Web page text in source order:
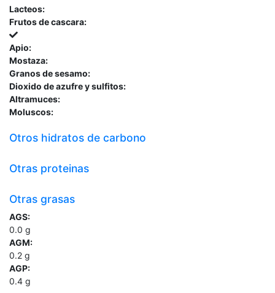
Lacteos:
Frutos de cascara:
Apio:
Mostaza:
Granos de sesamo:
Dioxido de azufre y sulfitos:
Altramuces:
Moluscos:
Otros hidratos de carbono
Otras proteinas
Otras grasas
AGS:
0.0 g
AGM:
0.2 g
AGP:
0.4 g